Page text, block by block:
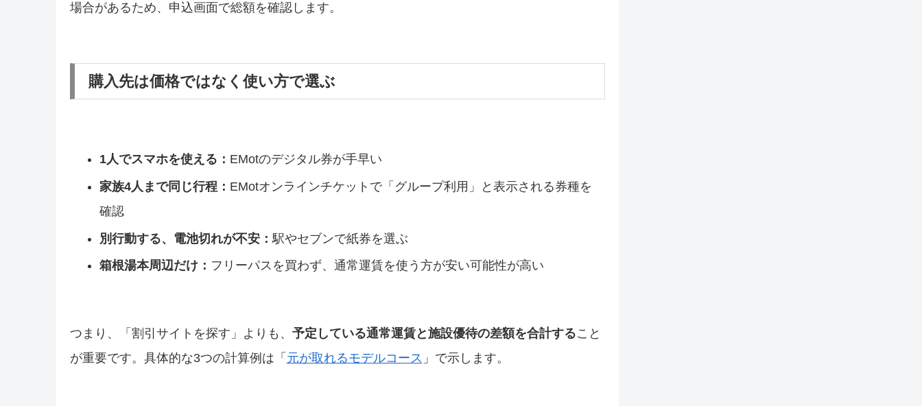
場合があるため、申込画面で総額を確認します。
購入先は価格ではなく使い方で選ぶ
1人でスマホを使える： EMotのデジタル券が手早い
家族4人まで同じ行程： EMotオンラインチケットで「グループ利用」と表示される券種を
確認
別行動する、電池切れが不安：駅やセブンで紙券を選ぶ
箱根湯本周辺だけ： フリーパスを買わず、通常運賃を使う方が安い可能性が高い
つまり、「割引サイトを探す」よりも、 予定している通常運賃と施設優待の差額を合計すること
が重要です。具体的な3つの計算例は「 元が取れるモデルコース 」で示します。